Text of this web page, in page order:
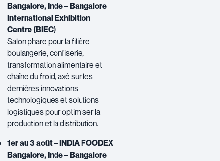
Bangalore, Inde – Bangalore
International Exhibition
Centre (BIEC)
Salon phare pour la filière
boulangerie, confiserie,
transformation alimentaire et
chaîne du froid, axé sur les
dernières innovations
technologiques et solutions
logistiques pour optimiser la
production et la distribution.
1er au 3 août – INDIA FOODEX
Bangalore, Inde – Bangalore